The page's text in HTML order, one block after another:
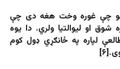
چې غوره وخت هغه دی چې
او لیوالتیا ولري. دا یوه
لپاره په ځانګړي ډول کوم